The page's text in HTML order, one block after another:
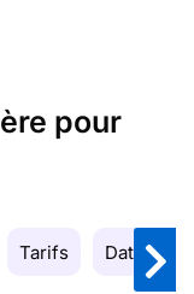
pour
Tarifs Date de